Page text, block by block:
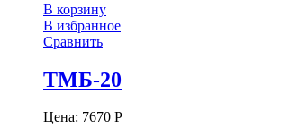
В корзину
В избранное
Сравнить
ТМБ-20
Цена: 7670 Р